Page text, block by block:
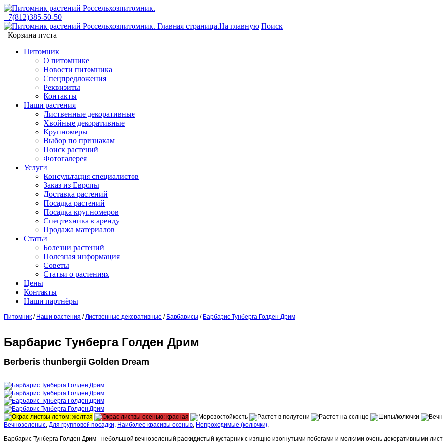
+7(812)385-50-50
На главную Поиск
Корзина пуста
Питомник
О питомнике
Новости питомника
Спецпредложения
Реквизиты
Контакты
Наши растения
Лиственные декоративные
Хвойные декоративные
Крупномеры
Выбор по признакам
Поиск растений
Фотогалерея
Услуги
Консультация специалистов
Заказ из Европы
Доставка растений
Посадка растений
Посадка крупномеров
Спецтехника в аренду
Продажа материалов
Статьи
Болезни растений
Полезная информация
Советы
Статьи о растениях
Цены
Контакты
Наши партнёры
Питомник / Наши растения /Лиственные декоративные / Барбарисы / Барбарис Тунберга Голден Дрим
Барбарис Тунберга Голден Дрим
Berberis thunbergii Golden Dream
Вечнозеленые, Для групповой посадки, Наиболее красивы осенью, Непроходимые (колючки),
Барбарис Тунберга Голден Дрим - небольшой вечнозеленый раскидистый кустарник с изящно изогнутыми побегами и мелкими очень декоративными